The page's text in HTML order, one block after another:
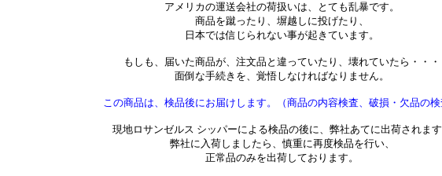
アメリカの運送会社の荷扱いは、とても乱暴です。
商品を蹴ったり、塀越しに投げたり、
日本では信じられない事が起きています。
もしも、届いた商品が、注文品と違っていたり、壊れていたら・・・
面倒な手続きを、覚悟しなければなりません。
この商品は、検品後にお届けします。（商品の内容検査、破損・欠品の
現地ロサンゼルス シッパーによる検品の後に、弊社あてに出荷されま
弊社に入荷しましたら、慎重に再度検品を行い、
正常品のみを出荷しております。